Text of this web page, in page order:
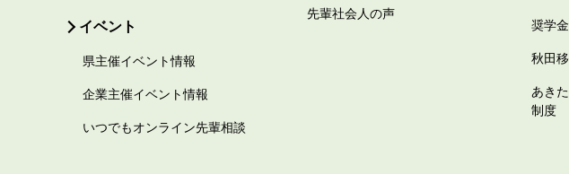
イベント
県主催イベント情報
企業主催イベント情報
いつでもオンライン先輩相談
先輩社会人の声
奨学
秋田
あき
制度